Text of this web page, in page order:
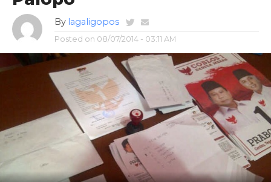
By lagaligopos
Posted on 08/07/2014 - 03:11 AM